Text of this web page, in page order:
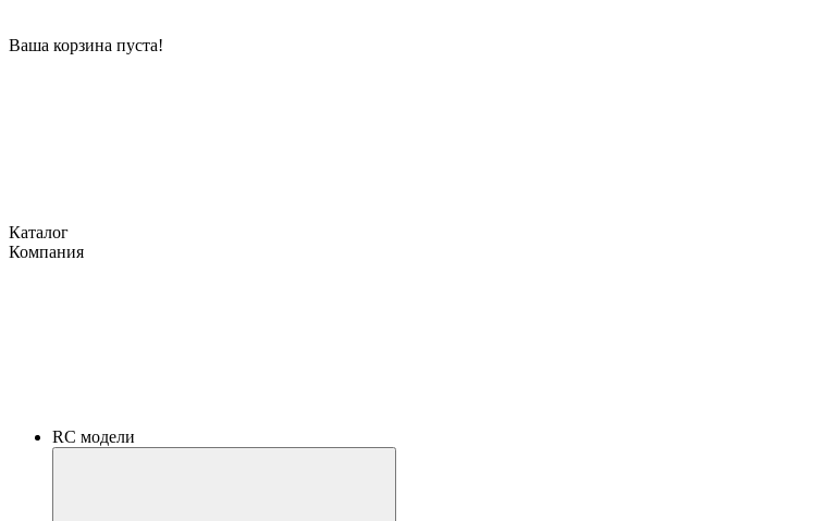
Ваша корзина пуста!
Каталог
Компания
RC модели